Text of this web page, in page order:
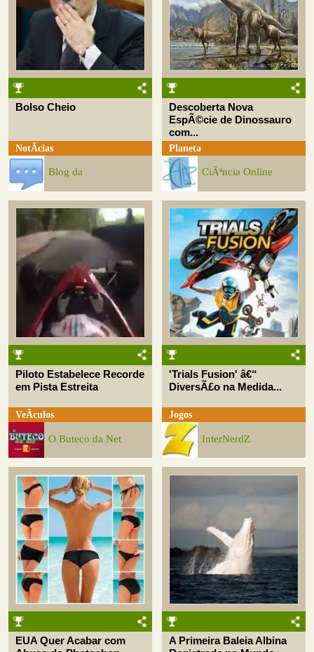
Bolso Cheio
NotÃ­cias
Blog da
Descoberta Nova
EspÃ©cie de Dinossauro
com...
Planeta
CiÃªncia Online
Piloto Estabelece Recorde
em Pista Estreita
VeÃ­culos
O Buteco da Net
'Trials Fusion' â€“
DiversÃ£o na Medida...
Jogos
InterNerdZ
EUA Quer Acabar com
A Primeira Baleia Albina